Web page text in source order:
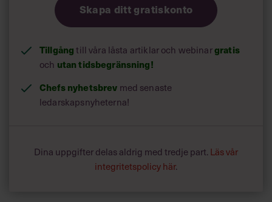
Skapa ditt gratiskonto
Tillgångtill våra låsta artiklar och webinargratis
och utan tidsbegränsning!
Chefs nyhetsbrev med senaste
ledarskapsnyheterna!
Dina uppgifter delas aldrig med tredje part. Läs vår
integritetspolicy här.